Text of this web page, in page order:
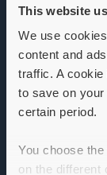
This website
We use
content and
traffic. A
to save on
certain period.
You choose
on the different